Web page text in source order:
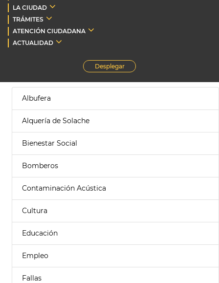
LA CIUDAD
TRÁMITES
ATENCIÓN CIUDADANA
ACTUALIDAD
Desplegar
Albufera
Alquería de Solache
Bienestar Social
Bomberos
Contaminación Acústica
Cultura
Educación
Empleo
Fallas